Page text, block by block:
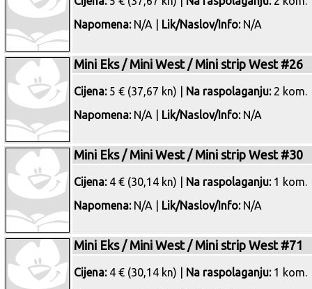
Napomena:N/A | Lik/Naslov/Info:N/A
Mini Eks / Mini West / Mini strip West #26
Cijena:5 € (37,67 kn) | Na raspolaganju:2 kom.
Napomena:N/A | Lik/Naslov/Info:N/A
Mini Eks / Mini West / Mini strip West #30
Cijena:4 € (30,14 kn) | Na raspolaganju:1 kom.
Napomena:N/A | Lik/Naslov/Info:N/A
Mini Eks / Mini West / Mini strip West #71
Cijena:4 € (30,14 kn) | Na raspolaganju:1 kom.